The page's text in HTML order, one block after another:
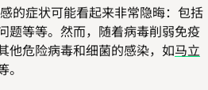
的症状可能看起来非常隐晦：包括
题等等。然而，随着病毒削弱免疫
他危险病毒和细菌的感染，如马立
。